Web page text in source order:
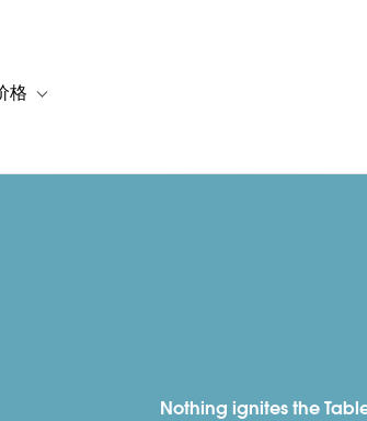
方案for 资源
格 Toggle sub-navigation for 套餐与价格
Nothing ignites the